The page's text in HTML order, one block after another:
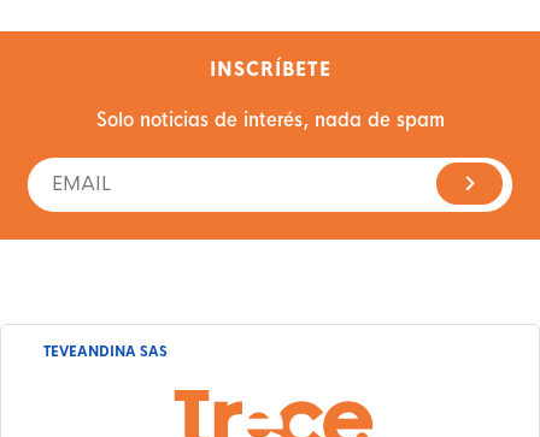
INSCRÍBETE
Solo noticias de interés, nada de spam
TEVEANDINA SAS